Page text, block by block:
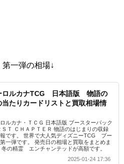
一弾の相場↓
ロルカナTCG 日本語版 物語の
当たりカードリストと買取相場情
ルカナ・ＴＣＧ 日本語版 ブースターパック
ＳＴ ＣＨＡＰＴＥＲ 物語のはじまりの収録
です。 世界で大人気ディズニーTCG ブー
一弾です。 発売日の相場と買取をまとめま
冬の精霊 エンチャンテッドが高額です。
2025-01-24 17:36